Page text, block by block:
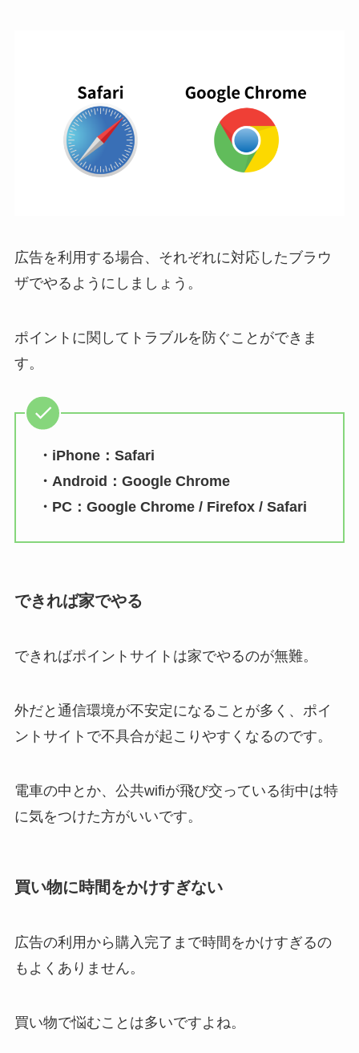
広告を利用する場合、それぞれに対応したブラウ
ザでやるようにしましょう。
ポイントに関してトラブルを防ぐことができま
す。
・iPhone：Safari
・Android：Google Chrome
・PC：Google Chrome / Firefox / Safari
できれば家でやる
できればポイントサイトは家でやるのが無難。
外だと通信環境が不安定になることが多く、ポイ
ントサイトで不具合が起こりやすくなるのです。
電車の中とか、公共wifiが飛び交っている街中は特
に気をつけた方がいいです。
買い物に時間をかけすぎない
広告の利用から購入完了まで時間をかけすぎるの
もよくありません。
買い物で悩むことは多いですよね。